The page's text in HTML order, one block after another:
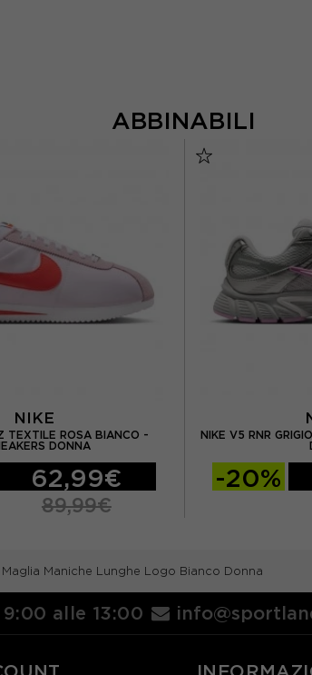
ABBINABILI
NIKE
TEXTILE ROSA BIANCO -
DONNA
62,99€
89,99€
NIKE V5 RNR
-20%
Maglia Maniche Lunghe Logo Bianco Donna
alle 13:00